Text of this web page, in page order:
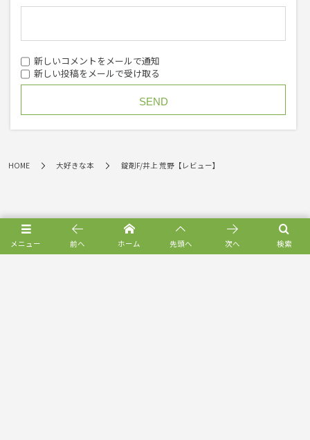
新しいコメントをメールで通知
新しい投稿をメールで受け取る
HOME 大好きな本 錠剤F/井上 荒野【レビュー】
メニュー 検索
前へ ホーム 先頭へ 次へ